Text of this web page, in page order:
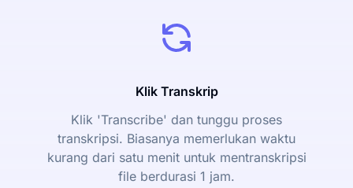
Klik Transkrip
Klik 'Transcribe' dan tunggu proses
transkripsi. Biasanya memerlukan waktu
kurang dari satu menit untuk mentranskripsi
file berdurasi 1 jam.